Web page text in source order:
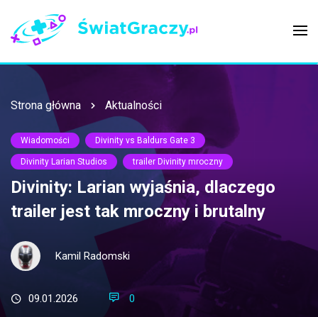
Strona główna Aktualności
Wiadomości Divinity vs Baldurs Gate 3
Divinity Larian Studios trailer Divinity mroczny
Divinity: Larian wyjaśnia, dlaczego
trailer jest tak mroczny i brutalny
Kamil Radomski
09.01.2026 0